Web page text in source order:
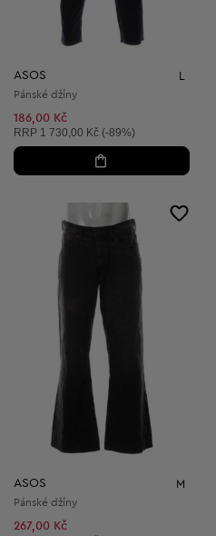
ASOS
Pánské džíny
186,00 Kč
Doporučená cena:
RRP 1 730,00 Kč (-89%)
ASOS M
Pánské džíny
267,00 Kč